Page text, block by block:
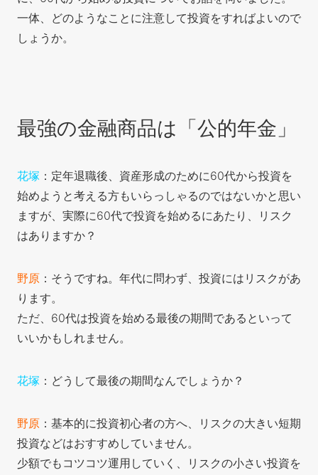
一体、どのようなことに注意して投資をすればよいので
しょうか。
最強の金融商品は「公的年金」
花塚 ：定年退職後、資産形成のために60代から投資を
始めようと考える方もいらっしゃるのではないかと思い
ますが、実際に60代で投資を始めるにあたり、リスク
はありますか？
野原 ：そうですね。年代に問わず、投資にはリスクがあ
ります。
ただ、60代は投資を始める最後の期間であるといって
いいかもしれません。
花塚 ：どうして最後の期間なんでしょうか？
野原 ：基本的に投資初心者の方へ、リスクの大きい短期
投資などはおすすめしていません。
少額でもコツコツ運用していく、リスクの小さい投資を